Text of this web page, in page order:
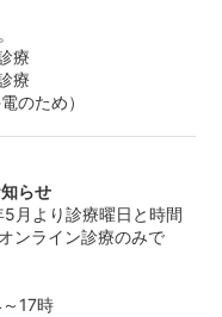
療
療
のため）
らせ
月より診療曜日と時間
ンライン診療のみで
17時